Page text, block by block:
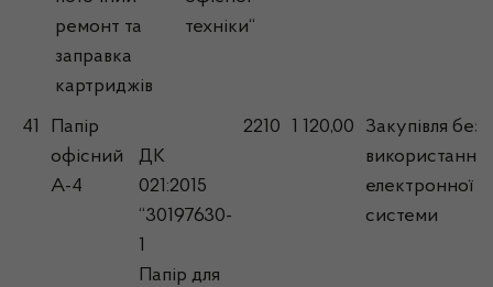
ремонт та
заправка
картриджів
техніки“
41
Папір
офісний
А-4
ДК
021:2015
“30197630-
1
Папір для
2210 1 120,00
Закупівля без
використання
електронної
системи